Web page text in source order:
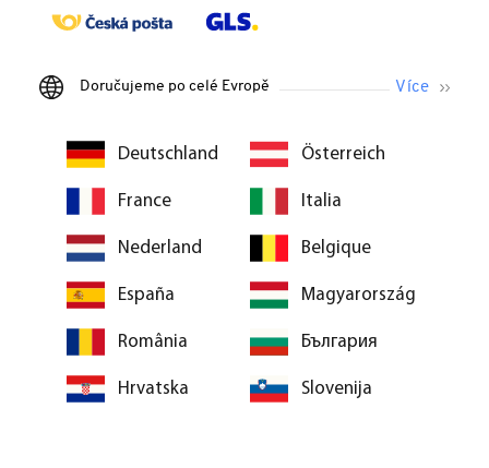
Doručujeme po celé Evropě
Deutschland Österreich
France Italia
Nederland Belgique
España Magyarország
România България
Hrvatska Slovenija